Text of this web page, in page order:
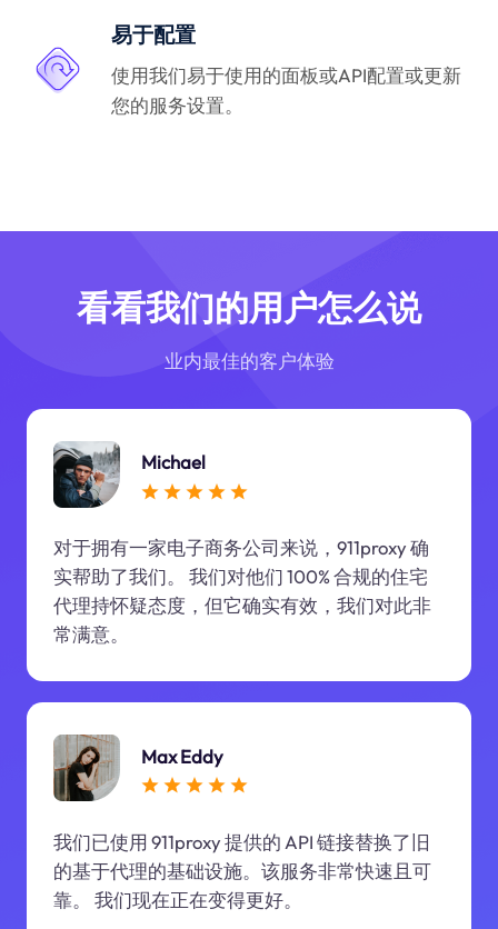
易于配置
使用我们易于使用的面板或API配置或更新
您的服务设置。
看看我们的用户怎么说
业内最佳的客户体验
Michael
对于拥有一家电子商务公司来说，911proxy 确
实帮助了我们。 我们对他们 100% 合规的住宅
代理持怀疑态度，但它确实有效，我们对此非
常满意。
Max Eddy
我们已使用 911proxy 提供的 API 链接替换了旧
的基于代理的基础设施。该服务非常快速且可
靠。 我们现在正在变得更好。